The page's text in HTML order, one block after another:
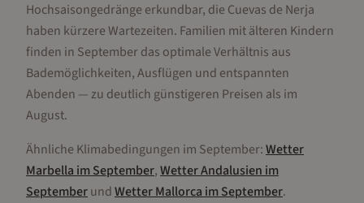
Hochsaisongedränge erkundbar, die Cuevas de Nerja
haben kürzere Wartezeiten. Familien mit älteren Kindern
finden in September das optimale Verhältnis aus
Bademöglichkeiten, Ausflügen und entspannten
Abenden — zu deutlich günstigeren Preisen als im
August.
Ähnliche Klimabedingungen im September:Wetter
Marbella imSeptember,WetterAndalusien im
SeptemberundWetterMallorca imSeptember.